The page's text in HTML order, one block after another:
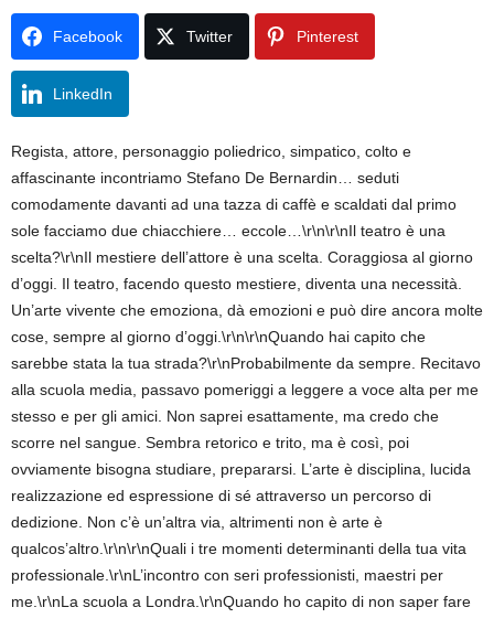
Facebook Twitter Pinterest
LinkedIn
Regista, attore, personaggio poliedrico, simpatico, colto e
affascinante incontriamo Stefano De Bernardin… seduti
comodamente davanti ad una tazza di caffè e scaldati dal primo
sole facciamo due chiacchiere… eccole…\r\n\r\nIl teatro è una
scelta?\r\nIl mestiere dell’attore è una scelta. Coraggiosa al giorno
d’oggi. Il teatro, facendo questo mestiere, diventa una necessità.
Un’arte vivente che emoziona, dà emozioni e può dire ancora molte
cose, sempre al giorno d’oggi.\r\n\r\nQuando hai capito che
sarebbe stata la tua strada?\r\nProbabilmente da sempre. Recitavo
alla scuola media, passavo pomeriggi a leggere a voce alta per me
stesso e per gli amici. Non saprei esattamente, ma credo che
scorre nel sangue. Sembra retorico e trito, ma è così, poi
ovviamente bisogna studiare, prepararsi. L’arte è disciplina, lucida
realizzazione ed espressione di sé attraverso un percorso di
dedizione. Non c’è un’altra via, altrimenti non è arte è
qualcos’altro.\r\n\r\nQuali i tre momenti determinanti della tua vita
professionale.\r\nL’incontro con seri professionisti, maestri per
me.\r\nLa scuola a Londra.\r\nQuando ho capito di non saper fare